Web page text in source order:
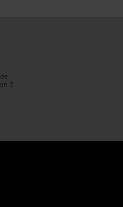
?